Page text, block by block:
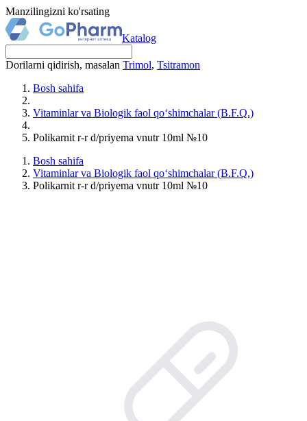
Manzilingizni ko'rsating
Katalog
Dorilarni qidirish, masalan Trimol, Tsitramon
Bosh sahifa
Vitaminlar va Biologik faol qo‘shimchalar (B.F.Q.)
Polikarnit r-r d/priyema vnutr 10ml №10
Bosh sahifa
Vitaminlar va Biologik faol qo‘shimchalar (B.F.Q.)
Polikarnit r-r d/priyema vnutr 10ml №10